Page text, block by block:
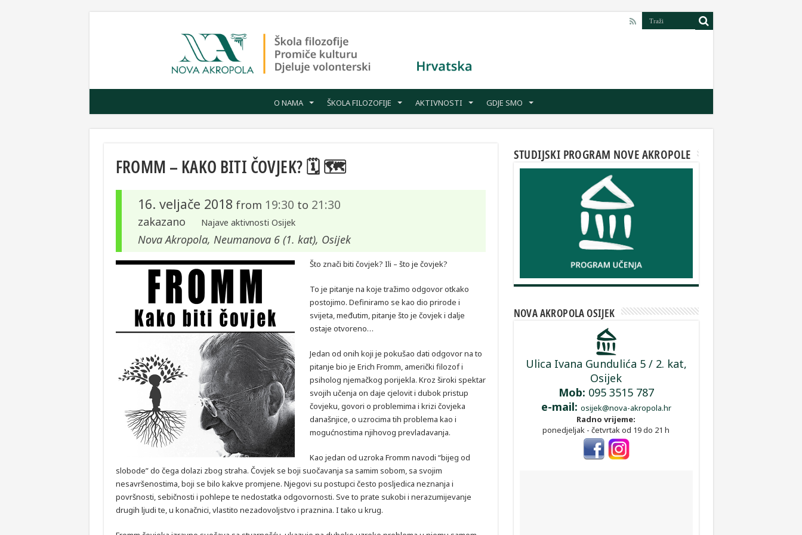
O NAMA ŠKOLA FILOZOFIJE AKTIVNOSTI GDJE SMO
FROMM – KAKO BITI ČOVJEK? 🗓 🗺
16. veljače 2018 from 19:30 to 21:30
zakazano Najave aktivnosti Osijek
Nova Akropola, Neumanova 6 (1. kat), Osijek
Što znači biti čovjek? Ili – što je čovjek?
To je pitanje na koje tražimo odgovor otkako
postojimo. Definiramo se kao dio prirode i
svijeta, međutim, pitanje što je čovjek i dalje
ostaje otvoreno…
Jedan od onih koji je pokušao dati odgovor na to
pitanje bio je Erich Fromm, američki filozof i
psiholog njemačkog porijekla. Kroz široki spektar
svojih učenja on daje cjelovit i dubok pristup
čovjeku, govori o problemima i krizi čovjeka
današnjice, o uzrocima tih problema kao i
mogućnostima njihovog prevladavanja.
Kao jedan od uzroka Fromm navodi “bijeg od
slobode” do čega dolazi zbog straha. Čovjek se boji suočavanja sa samim sobom, sa svojim
nesavršenostima, boji se bilo kakve promjene. Njegovi su postupci često posljedica neznanja i
površnosti, sebičnosti i pohlepe te nedostatka odgovornosti. Sve to prate sukobi i nerazumijevanje
drugih ljudi te, u konačnici, vlastito nezadovoljstvo i praznina. I tako u krug.
STUDIJSKI PROGRAM NOVE AKROPOLE
NOVA AKROPOLA OSIJEK
Ulica Ivana Gundulića 5 / 2. kat,
Osijek
Mob: 095 3515 787
e-mail: osijek@nova-akropola.hr
Radno vrijeme:
ponedjeljak - četvrtak od 19 do 21 h